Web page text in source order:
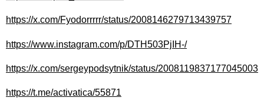
https://x.com/Fyodorrrrr/status/2008146279713439757
https://www.instagram.com/p/DTH503PjIH-/
https://x.com/sergeypodsytnik/status/2008119837177045003
https://t.me/activatica/55871